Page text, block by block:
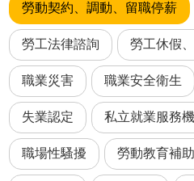
勞動契約、調動、留職停薪
勞工法律諮詢 勞工休假
職業災害 職業安全衛生
失業認定 私立就業服務
職場性騷擾 勞動教育補助